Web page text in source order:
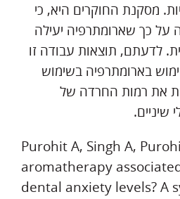
מסקנת החוקרים היא, כי
על כך שארומתרפיה יעילה
לדעתם, תוצאות עבודה זו
בארומתרפיה בשימוש
את רמות החרדה של
שיניים.
Purohit A, Singh A,
aromatherapy
dental anxiety levels? A